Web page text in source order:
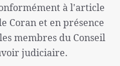
à l'article
Coran et en présence
membres du Conseil
judiciaire.